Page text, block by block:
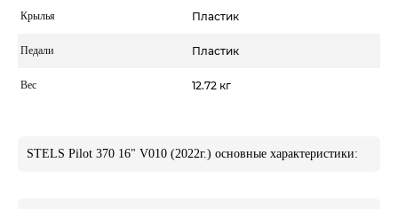
Крылья Пластик
Педали Пластик
Вес 12.72 кг
STELS Pilot 370 16" V010 (2022г.) основные характеристики: